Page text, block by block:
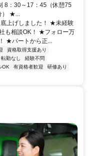
8：30～17：45（休憩75
★...
上げしました！ ★未経験
も相談OK！ ★フォロー万
★パートから正...
資格取得支援あり
転勤なし
経験不問
OK 有資格者歓迎
研修あり